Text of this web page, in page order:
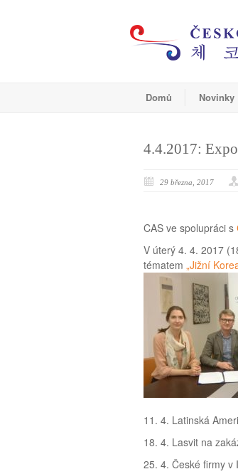
Domů Novinky
4.4.2017:
29 března, 2017
CAS ve spolupráci s
V úterý 4. 4. 2017
tématem „Jižní
11. 4. Latinská
18. 4. Lasvit na
25. 4. České firmy v